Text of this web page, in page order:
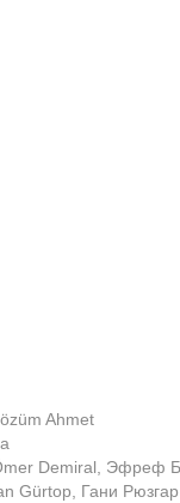
Ahmet
Demiral, Эфреф
Gürtop, Гани